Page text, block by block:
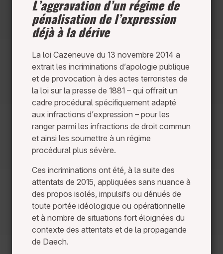
L’aggravation d’un régime de
pénalisation de l’expression
déjà à la dérive
La loi Cazeneuve du 13 novembre 2014 a
extrait les incriminations d’apologie publique
et de provocation à des actes terroristes de
la loi sur la presse de 1881 – qui offrait un
cadre procédural spécifiquement adapté
aux infractions d’expression – pour les
ranger parmi les infractions de droit commun
et ainsi les soumettre à un régime
procédural plus sévère.
Ces incriminations ont été, à la suite des
attentats de 2015, appliquées sans nuance à
des propos isolés, impulsifs ou dénués de
toute portée idéologique ou opérationnelle
et à nombre de situations fort éloignées du
contexte des attentats et de la propagande
de Daech.